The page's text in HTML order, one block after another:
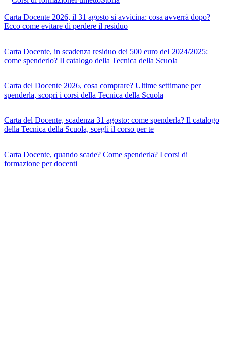
Carta Docente 2026, il 31 agosto si avvicina: cosa avverrà dopo?
Ecco come evitare di perdere il residuo
Carta Docente, in scadenza residuo dei 500 euro del 2024/2025:
come spenderlo? Il catalogo della Tecnica della Scuola
Carta del Docente 2026, cosa comprare? Ultime settimane per
spenderla, scopri i corsi della Tecnica della Scuola
Carta del Docente, scadenza 31 agosto: come spenderla? Il catalogo
della Tecnica della Scuola, scegli il corso per te
Carta Docente, quando scade? Come spenderla? I corsi di
formazione per docenti